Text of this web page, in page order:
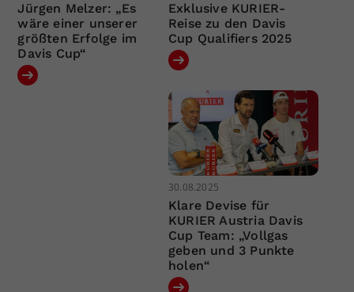
Jürgen Melzer: „Es
wäre einer unserer
größten Erfolge im
Davis Cup“
Exklusive KURIER-
Reise zu den Davis
Cup Qualifiers 2025
30.08.2025
Klare Devise für
KURIER Austria Davis
Cup Team: „Vollgas
geben und 3 Punkte
holen“